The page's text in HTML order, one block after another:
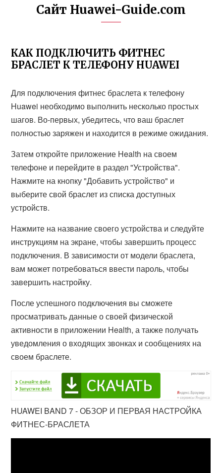
Сайт Huawei-Guide.com
КАК ПОДКЛЮЧИТЬ ФИТНЕС
БРАСЛЕТ К ТЕЛЕФОНУ HUAWEI
Для подключения фитнес браслета к телефону
Huawei необходимо выполнить несколько простых
шагов. Во-первых, убедитесь, что ваш браслет
полностью заряжен и находится в режиме ожидания.
Затем откройте приложение Health на своем
телефоне и перейдите в раздел "Устройства".
Нажмите на кнопку "Добавить устройство" и
выберите свой браслет из списка доступных
устройств.
Нажмите на название своего устройства и следуйте
инструкциям на экране, чтобы завершить процесс
подключения. В зависимости от модели браслета,
вам может потребоваться ввести пароль, чтобы
завершить настройку.
После успешного подключения вы сможете
просматривать данные о своей физической
активности в приложении Health, а также получать
уведомления о входящих звонках и сообщениях на
своем браслете.
HUAWEI BAND 7 - ОБЗОР И ПЕРВАЯ НАСТРОЙКА
ФИТНЕС-БРАСЛЕТА